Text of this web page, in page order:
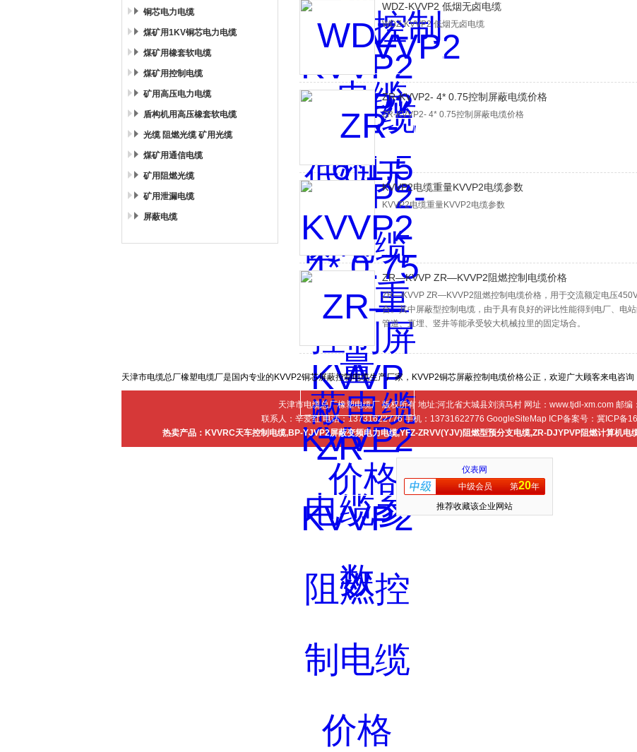
铜芯电力电缆
煤矿用1KV铜芯电力电缆
煤矿用橡套软电缆
煤矿用控制电缆
矿用高压电力电缆
盾构机用高压橡套软电缆
光缆 阻燃光缆 矿用光缆
煤矿用通信电缆
矿用阻燃光缆
矿用泄漏电缆
屏蔽电缆
WDZ-KVVP2 低烟无卤电缆
WDZ-KVVP2 低烟无卤电缆
ZR-KVVP2- 4* 0.75控制屏蔽电缆价格
ZR-KVVP2- 4* 0.75控制屏蔽电缆价格
KVVP2电缆重量KVVP2电缆参数
KVVP2电缆重量KVVP2电缆参数
ZR—KVVP ZR—KVVP2阻燃控制电缆价格
ZR—KVVP ZR—KVVP2阻燃控制电缆价格，用于交流额定电压
合。其中屏蔽型控制电缆，由于具有良好的评比性能得到电厂、电
管道、直埋、竖井等能承受较大机械拉里的固定场合。
天津市电缆总厂橡塑电缆厂是国内专业的KVVP2铜芯屏蔽控制电缆生产厂家，KVVP2铜芯屏蔽控制电缆价格公正，欢迎广大顾客来电咨询
天津市电缆总厂橡塑电缆厂 版权所有 地址:河北省大城县刘演马村 网址： www.tjdl-xm.com 邮编
联系人：辛爱红 电话：13731622776 手机：13731622776 GoogleSiteMapICP备案号： 冀ICP备
热卖产品： KVVRC天车控制电缆,BP-YJVP2屏蔽变频电力电缆,YFZ-ZRVV(YJV)阻燃型预分支电缆,ZR-DJYPVP阻燃计算机电
仪表网
中级会员
第20年
推荐收藏该企业网站